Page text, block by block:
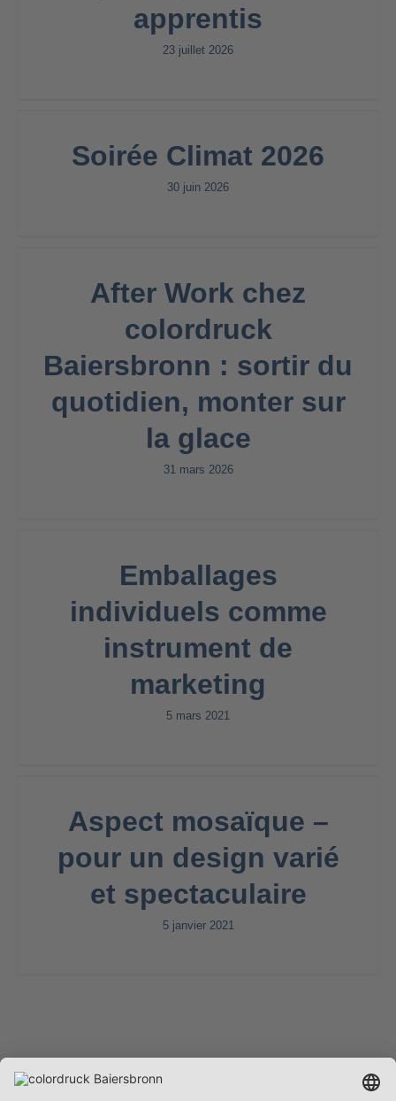
apprentis
23 juillet 2026
Soirée Climat 2026
30 juin 2026
After Work chez
colordruck
Baiersbronn : sortir du
quotidien, monter sur
la glace
31 mars 2026
Emballages
individuels comme
instrument de
marketing
5 mars 2021
Aspect mosaïque –
pour un design varié
et spectaculaire
5 janvier 2021